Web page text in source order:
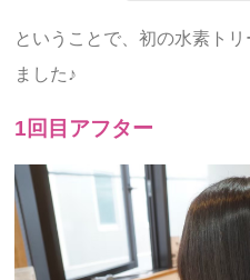
ということで、初の水素ト
ました♪
1回目アフター